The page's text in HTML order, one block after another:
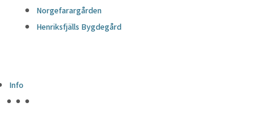
Norgefarargården
Henriksfjälls Bygdegård
Info